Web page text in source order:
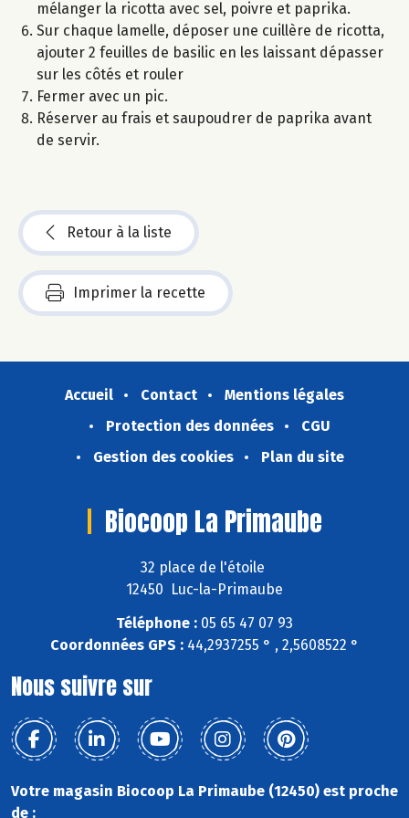
mélanger la ricotta avec sel, poivre et paprika.
Sur chaque lamelle, déposer une cuillère de ricotta,
ajouter 2 feuilles de basilic en les laissant dépasser
sur les côtés et rouler
Fermer avec un pic.
Réserver au frais et saupoudrer de paprika avant
de servir.
Retour à la liste
Imprimer la recette
Accueil Contact
Mentions légales
Protection des données
CGU
Gestion des cookies
Plan du site
Biocoop La Primaube
32 place de l'étoile
12450 Luc-la-Primaube
Téléphone : 05 65 47 07 93
Coordonnées GPS : 44,2937255 ° , 2,5608522 °
Nous suivre sur
Votre magasin Biocoop La Primaube (12450) est proche
de :